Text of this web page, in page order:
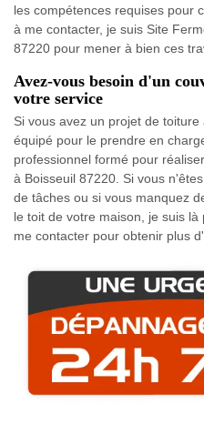
les compétences requises pour
à me contacter, je suis Site
87220 pour mener à bien ces
Avez-vous besoin d'un
votre service
Si vous avez un projet de
équipé pour le prendre en
professionnel formé pour
à Boisseuil 87220. Si vous
de tâches ou si vous manquez
le toit de votre maison, je suis
me contacter pour obtenir plus